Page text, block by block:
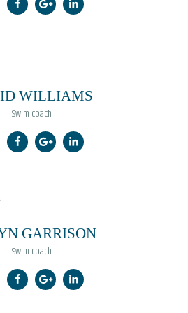
WILLIAMS
Swim coach
GARRISON
Swim coach